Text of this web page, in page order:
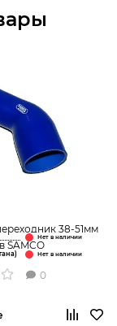
38-51мм
SAMCO
0